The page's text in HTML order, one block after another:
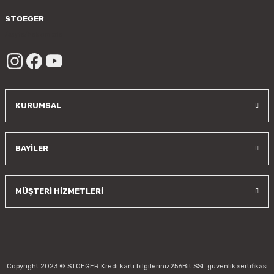
STOEGER
KURUMSAL
BAYİLER
MÜŞTERİ HİZMETLERİ
Copyright 2023 © STOEGER Kredi kartı bilgileriniz256Bit SSL güvenlik sertifikası